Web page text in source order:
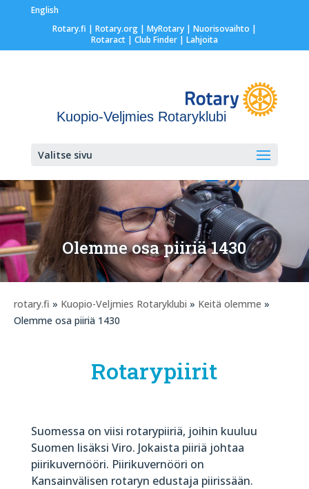
English
Rotary.fi | Rotary.org| MyRotary | Nuorisovaihto |
Rotaract| Club Finder| Lahjoita
Kuopio-Veljmies Rotaryklubi
Valitse sivu
Olemme osa piiriä 1430
rotary.fi » Kuopio-Veljmies Rotaryklubi » Keitä olemme »
Olemme osa piiriä 1430
Rotarypiirit
Suomessa on viisi rotarypiiriä, joihin kuuluu
Suomen lisäksi Viro. Jokaista piiriä johtaa
piirikuvernööri. Piirikuvernööri on
Kansainvälisen rotaryn edustaja piirissään.